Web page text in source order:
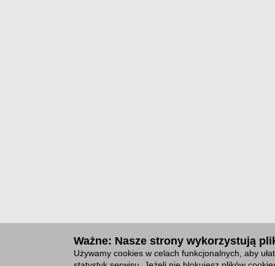
Ważne: Nasze strony wykorzystują
Używamy cookies w celach funkcjonalnych, aby